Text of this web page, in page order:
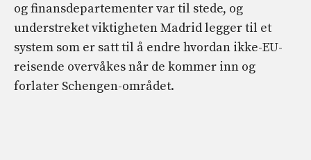
og finansdepartementer var til stede, og
understreket viktigheten Madrid legger til et
system som er satt til å endre hvordan ikke-EU-
reisende overvåkes når de kommer inn og
forlater Schengen-området.